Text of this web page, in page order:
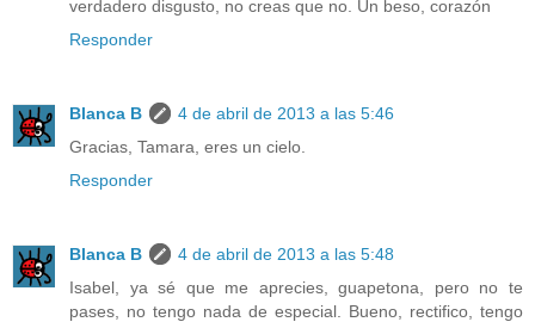
verdadero disgusto, no creas que no. Un beso, corazón
Responder
Blanca B
4 de abril de 2013 a las 5:46
Gracias, Tamara, eres un cielo.
Responder
Blanca B
4 de abril de 2013 a las 5:48
Isabel, ya sé que me aprecies, guapetona, pero no te
pases, no tengo nada de especial. Bueno, rectifico, tengo